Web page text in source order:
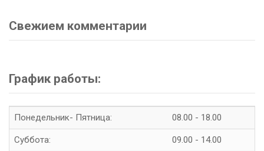
Свежием комментарии
График работы:
Понедельник- Пятница: 08.00 - 18.00
Суббота: 09.00 - 14.00